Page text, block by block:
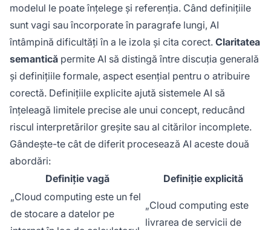
modelul le poate înțelege și referenția. Când definițiile
sunt vagi sau încorporate în paragrafe lungi, AI
întâmpină dificultăți în a le izola și cita corect. Claritatea
semantică permite AI să distingă între discuția generală
și definițiile formale, aspect esențial pentru o atribuire
corectă. Definițiile explicite ajută sistemele AI să
înțeleagă limitele precise ale unui concept, reducând
riscul interpretărilor greșite sau al citărilor incomplete.
Gândește-te cât de diferit procesează AI aceste două
abordări:
Definiție vagă
Definiție explicită
„Cloud computing este un fel
de stocare a datelor pe
„Cloud computing este
livrarea de servicii de